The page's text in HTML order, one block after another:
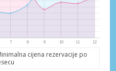
cijena rezervacije po